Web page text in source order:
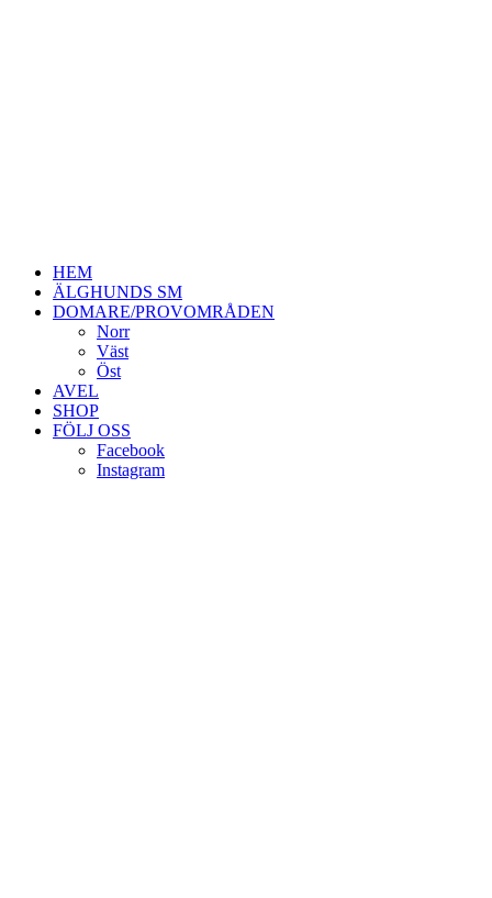
HEM
ÄLGHUNDS SM
DOMARE/PROVOMRÅDEN
Norr
Väst
Öst
AVEL
SHOP
FÖLJ OSS
Facebook
Instagram